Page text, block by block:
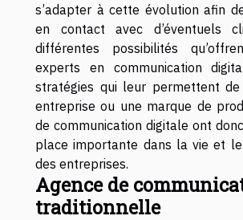
s’adapter à cette évolution afin
en contact avec d’éventuels
différentes possibilités
experts en communication
stratégies qui leur permettent de
entreprise ou une marque de
de communication digitale ont
place importante dans la vie et
des entreprises.
Agence de
traditionnelle